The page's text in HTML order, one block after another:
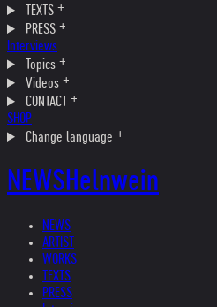
TEXTS
PRESS
Interviews
Topics
Videos
CONTACT
SHOP
Change language
NEWSHelnwein
NEWS
ARTIST
WORKS
TEXTS
PRESS